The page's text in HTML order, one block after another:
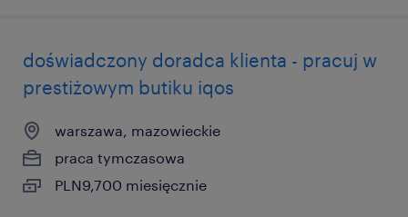
doświadczony doradca klienta - pracuj w
prestiżowym butiku iqos
warszawa, mazowieckie
praca tymczasowa
PLN9,700 miesięcznie